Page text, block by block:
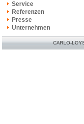
Service
Referenzen
Presse
Unternehmen
CARLO-